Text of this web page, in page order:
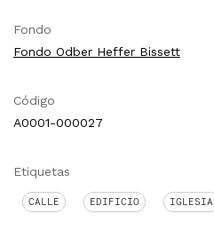
Fondo
Fondo Odber Heffer Bissett
Código
A0001-000027
Etiquetas
CALLE EDIFICIO IGLESIA